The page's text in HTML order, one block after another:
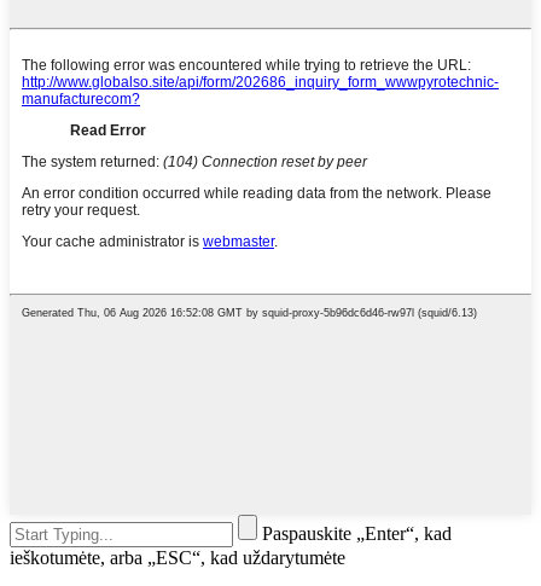
Paspauskite „Enter“, kad
ieškotumėte, arba „ESC“, kad uždarytumėte